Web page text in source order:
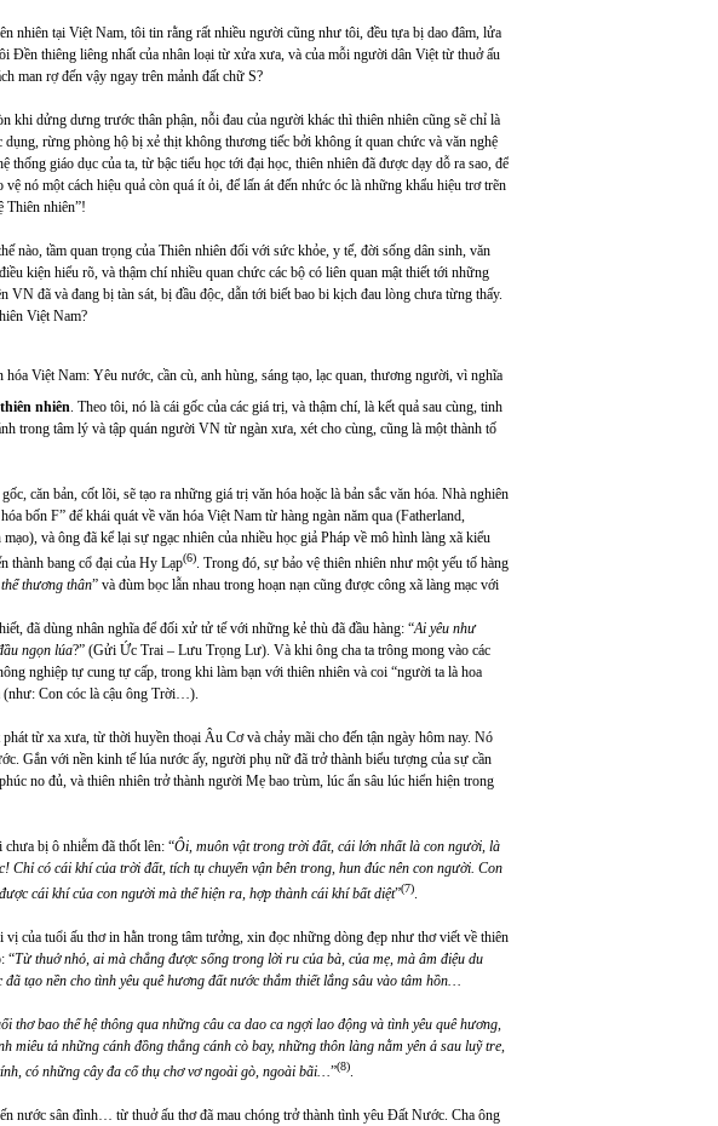
nhiên tại Việt Nam, tôi tin rằng rất nhiều người cũng như tôi, đều tựa bị dao đâm, lửa
Đền thiêng liêng nhất của nhân loại từ xửa xưa, và của mỗi người dân Việt từ thuở ấu
man rợ đến vậy ngay trên mảnh đất chữ S?
khi dửng dưng trước thân phận, nỗi đau của người khác thì thiên nhiên cũng sẽ chỉ là
rừng phòng hộ bị xẻ thịt không thương tiếc bởi không ít quan chức và văn nghệ
thống giáo dục của ta, từ bậc tiểu học tới đại học, thiên nhiên đã được dạy dỗ ra sao, để
nó một cách hiệu quả còn quá ít ỏi, để lấn át đến nhức óc là những khẩu hiệu trơ trẽn
Thiên nhiên”!
nào, tầm quan trọng của Thiên nhiên đối với sức khỏe, y tế, đời sống dân sinh, văn
kiện hiểu rõ, và thậm chí nhiều quan chức các bộ có liên quan mật thiết tới những
đã và đang bị tàn sát, bị đầu độc, dẫn tới biết bao bi kịch đau lòng chưa từng thấy.
Việt Nam?
Việt Nam: Yêu nước, cần cù, anh hùng, sáng tạo, lạc quan, thương người, vì nghĩa
nhiên. Theo tôi, nó là cái gốc của các giá trị, và thậm chí, là kết quả sau cùng, tinh
trong tâm lý và tập quán người VN từ ngàn xưa, xét cho cùng, cũng là một thành tố
căn bản, cốt lõi, sẽ tạo ra những giá trị văn hóa hoặc là bản sắc văn hóa. Nhà nghiên
bốn F” để khái quát về văn hóa Việt Nam từ hàng ngàn năm qua (Fatherland,
và ông đã kể lại sự ngạc nhiên của nhiều học giả Pháp về mô hình làng xã kiểu
thành bang cổ đại của Hy Lạp(6). Trong đó, sự bảo vệ thiên nhiên như một yếu tố hàng
thương thân” và đùm bọc lẫn nhau trong hoạn nạn cũng được công xã làng mạc với
đã dùng nhân nghĩa để đối xử tử tế với những kẻ thù đã đầu hàng: “Ai yêu như
ngọn lúa?” (Gửi Ức Trai – Lưu Trọng Lư). Và khi ông cha ta trông mong vào các
nghiệp tự cung tự cấp, trong khi làm bạn với thiên nhiên và coi “người ta là hoa
(như: Con cóc là cậu ông Trời…).
từ xa xưa, từ thời huyền thoại Âu Cơ và chảy mãi cho đến tận ngày hôm nay. Nó
Gắn với nền kinh tế lúa nước ấy, người phụ nữ đã trở thành biểu tượng của sự cần
no đủ, và thiên nhiên trở thành người Mẹ bao trùm, lúc ẩn sâu lúc hiển hiện trong
bị ô nhiễm đã thốt lên: “Ôi, muôn vật trong trời đất, cái lớn nhất là con người, là
Chỉ có cái khí của trời đất, tích tụ chuyển vận bên trong, hun đúc nên con người. Con
cái khí của con người mà thể hiện ra, hợp thành cái khí bất diệt”(7).
của tuổi ấu thơ in hằn trong tâm tưởng, xin đọc những dòng đẹp như thơ viết về thiên
“Từ thuở nhỏ, ai mà chẳng được sống trong lời ru của bà, của mẹ, mà âm điệu du
tạo nền cho tình yêu quê hương đất nước thắm thiết lắng sâu vào tâm hồn…
thơ bao thế hệ thông qua những câu ca dao ca ngợi lao động và tình yêu quê hương,
miêu tả những cánh đồng thẳng cánh cò bay, những thôn làng nằm yên ả sau luỹ tre,
có những cây đa cổ thụ chơ vơ ngoài gò, ngoài bãi…”(8).
nước sân đình… từ thuở ấu thơ đã mau chóng trở thành tình yêu Đất Nước. Cha ông